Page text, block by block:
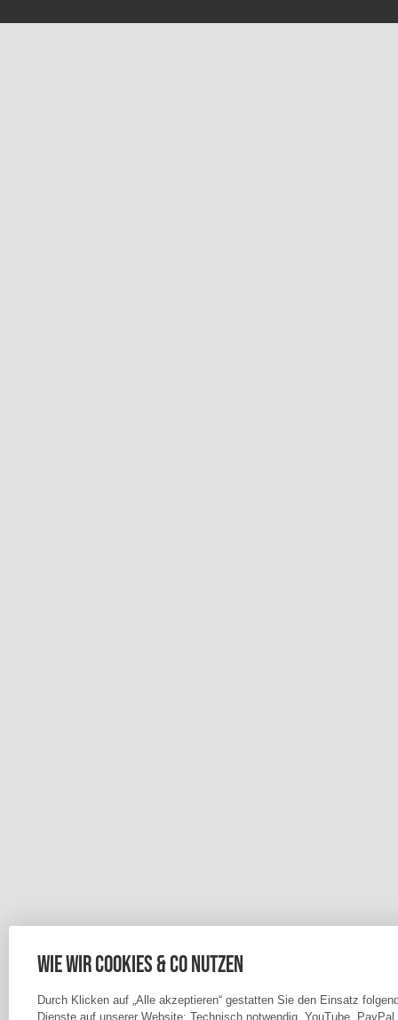
Wie wir Cookies & Co nutzen
Durch Klicken auf „Alle akzeptieren“ gestatten Sie den Einsatz
Dienste auf unserer Website: Technisch notwendig, YouTube,